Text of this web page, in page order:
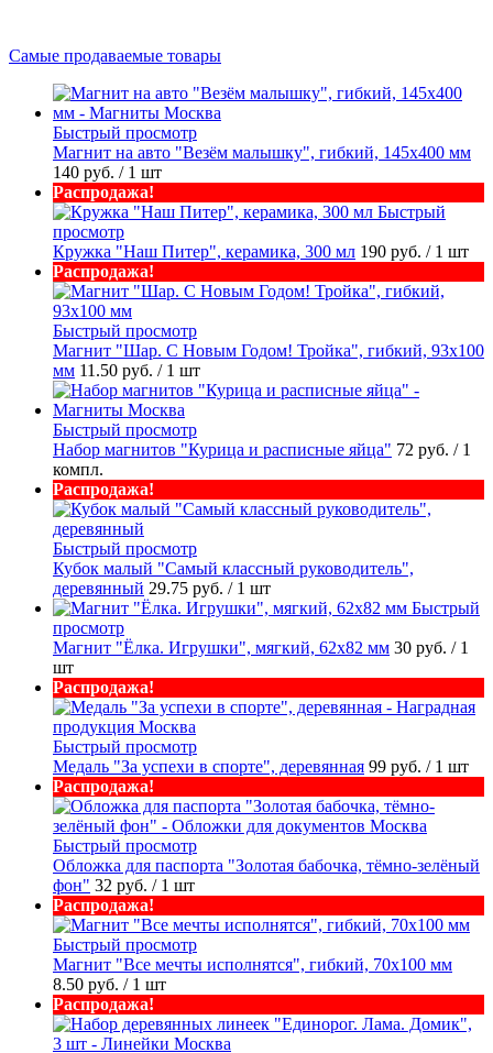
Самые продаваемые товары
Быстрый просмотр
Магнит на авто "Везём малышку", гибкий, 145х400 мм
140 руб. / 1 шт
Распродажа!
Быстрый
просмотр
Кружка "Наш Питер", керамика, 300 мл 190 руб. / 1 шт
Распродажа!
Быстрый просмотр
Магнит "Шар. С Новым Годом! Тройка", гибкий, 93х100
мм 11.50 руб. / 1 шт
Быстрый просмотр
Набор магнитов "Курица и расписные яйца" 72 руб. / 1
компл.
Распродажа!
Быстрый просмотр
Кубок малый "Самый классный руководитель",
деревянный 29.75 руб. / 1 шт
Быстрый
просмотр
Магнит "Ёлка. Игрушки", мягкий, 62х82 мм 30 руб. / 1
шт
Распродажа!
Быстрый просмотр
Медаль "За успехи в спорте", деревянная 99 руб. / 1 шт
Распродажа!
Быстрый просмотр
Обложка для паспорта "Золотая бабочка, тёмно-зелёный
фон" 32 руб. / 1 шт
Распродажа!
Быстрый просмотр
Магнит "Все мечты исполнятся", гибкий, 70х100 мм
8.50 руб. / 1 шт
Распродажа!